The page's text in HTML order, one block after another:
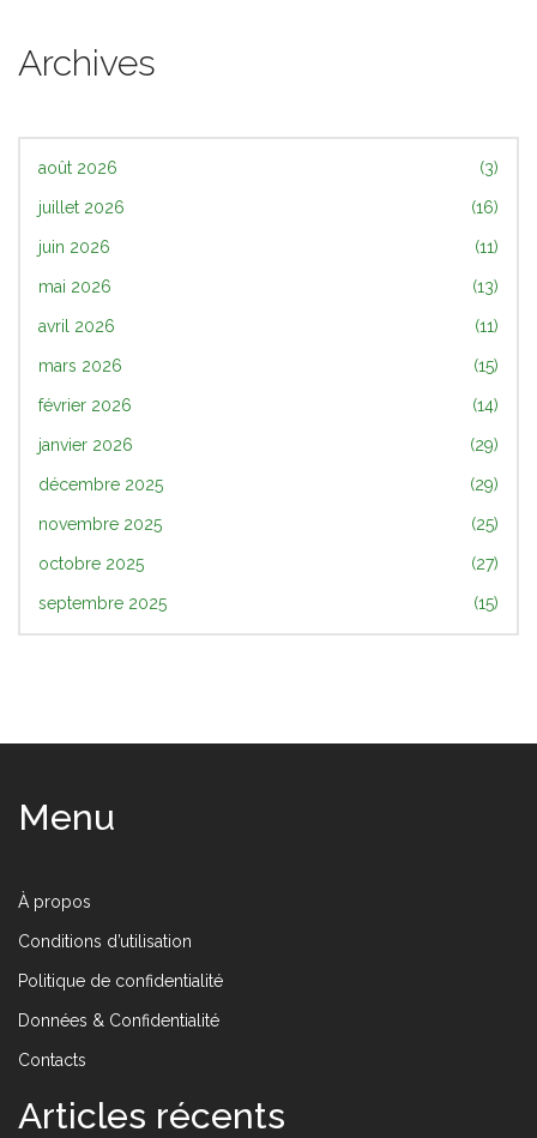
Archives
août 2026 (3)
juillet 2026 (16)
juin 2026 (11)
mai 2026 (13)
avril 2026 (11)
mars 2026 (15)
février 2026 (14)
janvier 2026 (29)
décembre 2025 (29)
novembre 2025 (25)
octobre 2025 (27)
septembre 2025 (15)
Menu
À propos
Conditions d’utilisation
Politique de confidentialité
Données & Confidentialité
Contacts
Articles récents